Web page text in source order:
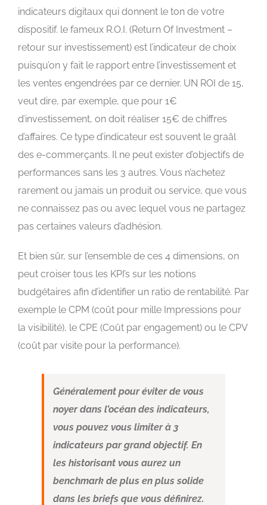
indicateurs digitaux qui donnent le ton de votre
dispositif. le fameux R.O.I. (Return Of Investment –
retour sur investissement) est l’indicateur de choix
puisqu’on y fait le rapport entre l’investissement et
les ventes engendrées par ce dernier. UN ROI de 15,
veut dire, par exemple, que pour 1€
d’investissement, on doit réaliser 15€ de chiffres
d’affaires. Ce type d’indicateur est souvent le graâl
des e-commerçants. Il ne peut exister d’objectifs de
performances sans les 3 autres. Vous n’achetez
rarement ou jamais un produit ou service, que vous
ne connaissez pas ou avec lequel vous ne partagez
pas certaines valeurs d’adhésion.
Et bien sûr, sur l’ensemble de ces 4 dimensions, on
peut croiser tous les KPI’s sur les notions
budgétaires afin d’identifier un ratio de rentabilité. Par
exemple le CPM (coût pour mille Impressions pour
la visibilité), le CPE (Coût par engagement) ou le CPV
(coût par visite pour la performance).
Généralement pour éviter de vous
noyer dans l’océan des indicateurs,
vous pouvez vous limiter à 3
indicateurs par grand objectif. En
les historisant vous aurez un
benchmark de plus en plus solide
dans les briefs que vous définirez.